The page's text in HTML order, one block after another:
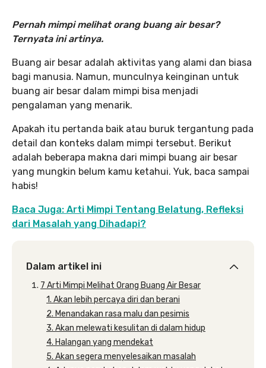
Pernah mimpi melihat orang buang air besar?
Ternyata ini artinya.
Buang air besar adalah aktivitas yang alami dan biasa
bagi manusia. Namun, munculnya keinginan untuk
buang air besar dalam mimpi bisa menjadi
pengalaman yang menarik.
Apakah itu pertanda baik atau buruk tergantung pada
detail dan konteks dalam mimpi tersebut. Berikut
adalah beberapa makna dari mimpi buang air besar
yang mungkin belum kamu ketahui. Yuk, baca sampai
habis!
Baca Juga: Arti Mimpi Tentang Belatung, Refleksi
dari Masalah yang Dihadapi?
Dalam artikel ini
7 Arti Mimpi Melihat Orang Buang Air Besar
1. Akan lebih percaya diri dan berani
2. Menandakan rasa malu dan pesimis
3. Akan melewati kesulitan di dalam hidup
4. Halangan yang mendekat
5. Akan segera menyelesaikan masalah